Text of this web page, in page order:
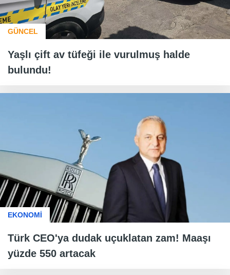
GÜNCEL
Yaşlı çift av tüfeği ile vurulmuş halde
bulundu!
EKONOMİ
Türk CEO'ya dudak uçuklatan zam! Maaşı
yüzde 550 artacak